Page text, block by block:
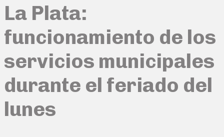
La Plata:
funcionamiento de los
servicios municipales
durante el feriado del
lunes